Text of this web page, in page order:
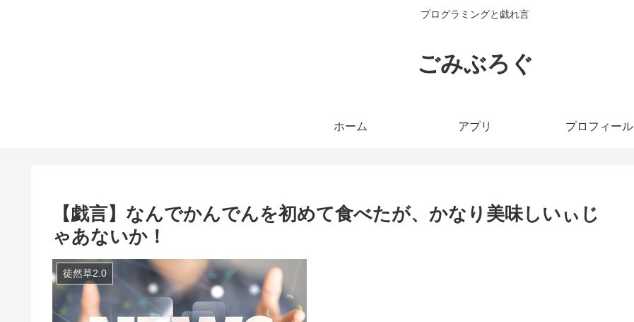
プログラミングと戯れ言
ごみぶろぐ
ホーム アプリ プロフィール
【戯言】なんでかんでんを初めて食べたが、かなり美味しいぃじ
ゃあないか！
徒然草2.0